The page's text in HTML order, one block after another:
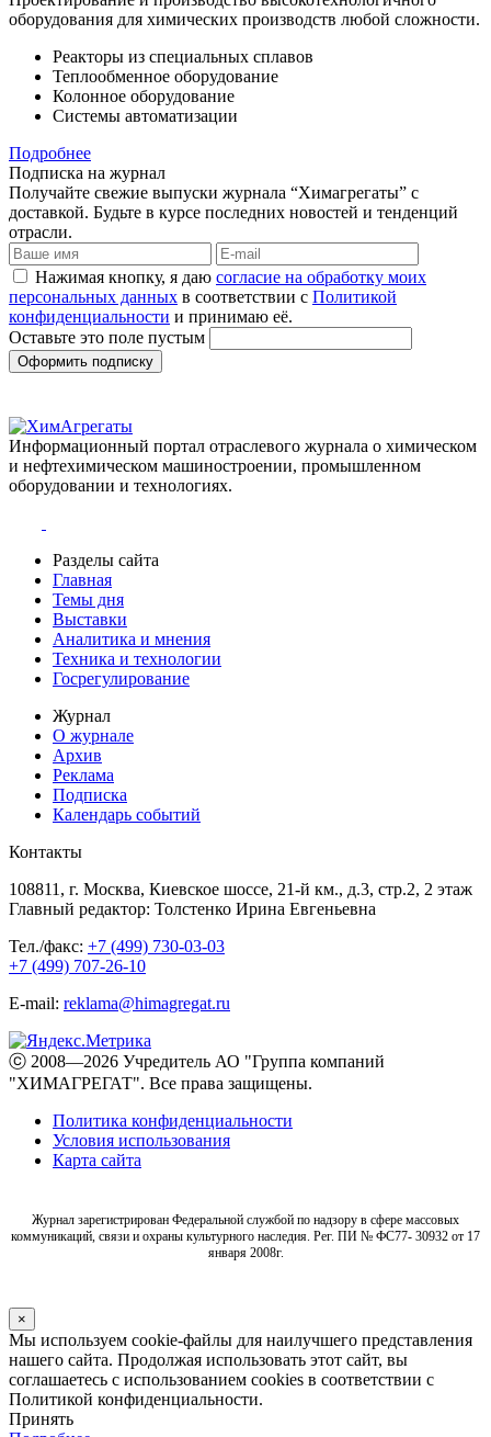
оборудования для химических производств любой сложности.
Реакторы из специальных сплавов
Теплообменное оборудование
Колонное оборудование
Системы автоматизации
Подробнее
Подписка на журнал
Получайте свежие выпуски журнала “Химагрегаты” с
доставкой. Будьте в курсе последних новостей и тенденций
отрасли.
Нажимая кнопку, я даю согласие на обработку моих
персональных данных в соответствии с Политикой
конфиденциальности и принимаю её.
Оставьте это поле пустым
Оформить подписку
Информационный портал отраслевого журнала о химическом
и нефтехимическом машиностроении, промышленном
оборудовании и технологиях.
Разделы сайта
Главная
Темы дня
Выставки
Аналитика и мнения
Техника и технологии
Госрегулирование
Журнал
О журнале
Архив
Реклама
Подписка
Календарь событий
Контакты
108811, г. Москва, Киевское шоссе, 21-й км., д.3, стр.2, 2 этаж
Главный редактор: Толстенко Ирина Евгеньевна
Тел./факс: +7 (499) 730-03-03
+7 (499) 707-26-10
E-mail: reklama@himagregat.ru
ⓒ 2008—2026 Учредитель АО "Группа компаний
"ХИМАГРЕГАТ". Все права защищены.
Политика конфиденциальности
Условия использования
Карта сайта
Журнал зарегистрирован Федеральной службой по надзору в сфере массовых
коммуникаций, связи и охраны культурного наследия. Рег. ПИ № ФС77- 30932 от 17
января 2008г.
×
Мы используем cookie-файлы для наилучшего представления
нашего сайта. Продолжая использовать этот сайт, вы
соглашаетесь с использованием cookies в соответствии с
Политикой конфиденциальности.
Принять